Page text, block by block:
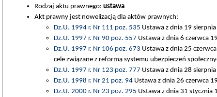
Rodzaj aktu prawnego: ustawa
Akt prawny jest nowelizacją dla aktów prawnych:
Dz.U. 1994 r. Nr 111 poz. 535 Ustawa z dnia 19
Dz.U. 1997 r. Nr 90 poz. 557 Ustawa z dnia 6 czerwca
Dz.U. 1997 r. Nr 106 poz. 673 Ustawa z dnia 25
cele związane z reformą systemu ubezpieczeń
Dz.U. 1997 r. Nr 123 poz. 777 Ustawa z dnia 28
Dz.U. 1998 r. Nr 21 poz. 94Ustawa z dnia 26 czerwca
Dz.U. 2000 r. Nr 23 poz. 295 Ustawa z dnia 31 stycznia